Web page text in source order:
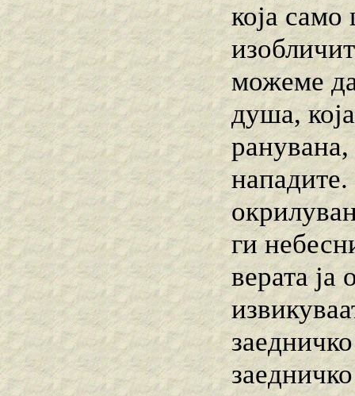
која
можеме
душа,
ги
верата ја